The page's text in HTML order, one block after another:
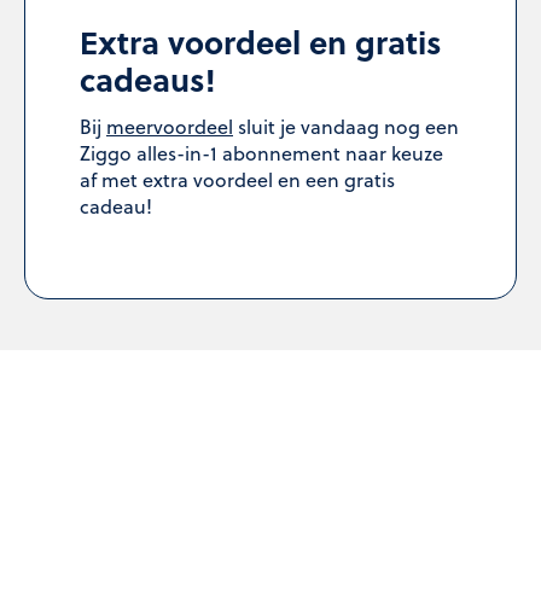
Extra voordeel en gratis
cadeaus!
Bij meervoordeel sluit je vandaag nog een
Ziggo alles-in-1 abonnement naar keuze
af met extra voordeel en een gratis
cadeau!